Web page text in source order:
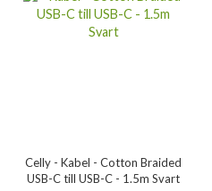
Celly - Kabel - Cotton Braided
USB-C till USB-C - 1.5m Svart